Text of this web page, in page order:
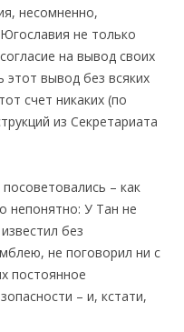
несомненно,
не только
на вывод своих
этот вывод без всяких
счет никаких (по
из Секретариата
– как
непонятно: У Тан не
без
не поговорил ни с
постоянное
– и, кстати,